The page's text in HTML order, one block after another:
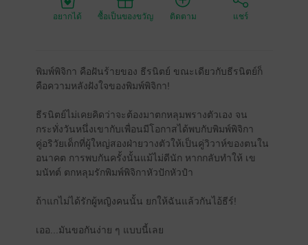
อยากได้ ซื้อเป็นของขวัญ ติดตาม แชร์
พิมพ์พิจิกา คือฝันร้ายของ ธีรนิตย์ ขณะเดียวกับธีรนิตย์ก็
คือความหลังฝังใจของพิมพ์พิจิกา!
ธีรนิตย์ไม่เคยคิดว่าจะต้องมาตกหลุมพรางตัวเอง จน
กระทั่งวันหนึ่งเขากับเพื่อนมีโอกาสได้พบกับพิมพ์พิจิกา
คู่อริวัยเด็กที่ผู้ใหญ่สองฝ่ายวางตัวให้เป็นคู่วิวาห์ของตนใน
อนาคต การพบกันครั้งนั้นแม้ไม่ดีนัก หากกลับทำให้ เข
มนัทต์ ตกหลุมรักพิมพ์พิจิกาหัวปักหัวปำ
ถ้าแกไม่ได้รักผู้หญิงคนนั้น ยกให้ฉันแล้วกันไอ้ธีร์!
เออ...มันขอกันง่าย ๆ แบบนี้เลย